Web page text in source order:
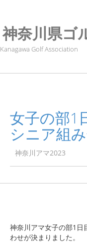
神奈川県ゴ
Kanagawa Golf Association
女子の部1
シニア組
神奈川アマ2023
神奈川アマ女子の部1日
わせが決まりました。